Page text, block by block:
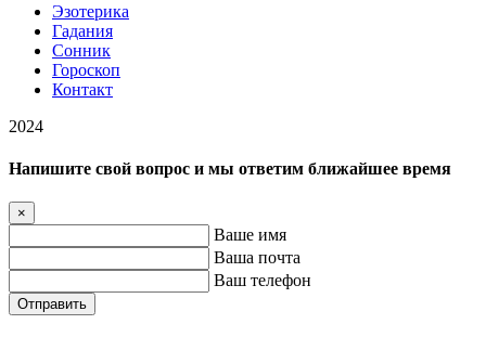
Эзотерика
Гадания
Сонник
Гороскоп
Контакт
2024
Напишите свой вопрос и мы ответим ближайшее время
×
Ваше имя
Ваша почта
Ваш телефон
Отправить